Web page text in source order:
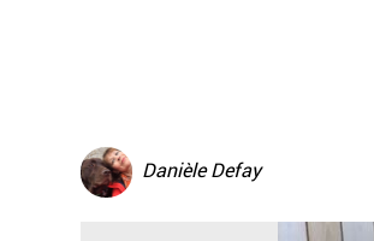
Danièle Defay